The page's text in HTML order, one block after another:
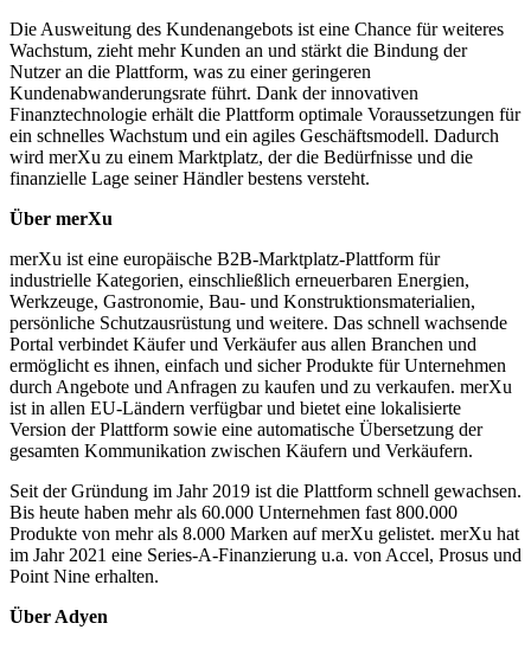
Die Ausweitung des Kundenangebots ist eine Chance für weiteres
Wachstum, zieht mehr Kunden an und stärkt die Bindung der
Nutzer an die Plattform, was zu einer geringeren
Kundenabwanderungsrate führt. Dank der innovativen
Finanztechnologie erhält die Plattform optimale Voraussetzungen für
ein schnelles Wachstum und ein agiles Geschäftsmodell. Dadurch
wird merXu zu einem Marktplatz, der die Bedürfnisse und die
finanzielle Lage seiner Händler bestens versteht.
Über merXu
merXu ist eine europäische B2B-Marktplatz-Plattform für
industrielle Kategorien, einschließlich erneuerbaren Energien,
Werkzeuge, Gastronomie, Bau- und Konstruktionsmaterialien,
persönliche Schutzausrüstung und weitere. Das schnell wachsende
Portal verbindet Käufer und Verkäufer aus allen Branchen und
ermöglicht es ihnen, einfach und sicher Produkte für Unternehmen
durch Angebote und Anfragen zu kaufen und zu verkaufen. merXu
ist in allen EU-Ländern verfügbar und bietet eine lokalisierte
Version der Plattform sowie eine automatische Übersetzung der
gesamten Kommunikation zwischen Käufern und Verkäufern.
Seit der Gründung im Jahr 2019 ist die Plattform schnell gewachsen.
Bis heute haben mehr als 60.000 Unternehmen fast 800.000
Produkte von mehr als 8.000 Marken auf merXu gelistet. merXu hat
im Jahr 2021 eine Series-A-Finanzierung u.a. von Accel, Prosus und
Über Adyen